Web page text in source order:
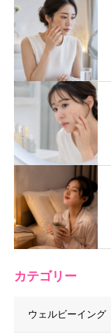
カテゴリー
ウェルビーイング